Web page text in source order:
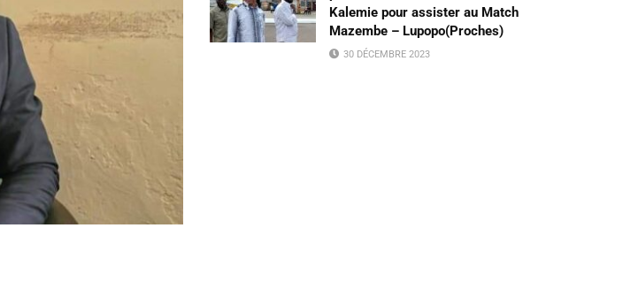
Kalemie pour assister au Match
Mazembe – Lupopo(Proches)
30 DÉCEMBRE 2023